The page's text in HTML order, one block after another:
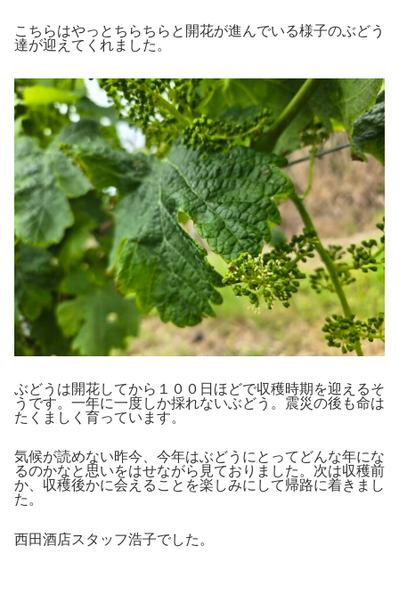
こちらはやっとちらちらと開花が進んでいる様子のぶどう
達が迎えてくれました。
ぶどうは開花してから１００日ほどで収穫時期を迎えるそ
うです。一年に一度しか採れないぶどう。震災の後も命は
たくましく育っています。
気候が読めない昨今、今年はぶどうにとってどんな年にな
るのかなと思いをはせながら見ておりました。次は収穫前
か、収穫後かに会えることを楽しみにして帰路に着きまし
た。
西田酒店スタッフ浩子でした。